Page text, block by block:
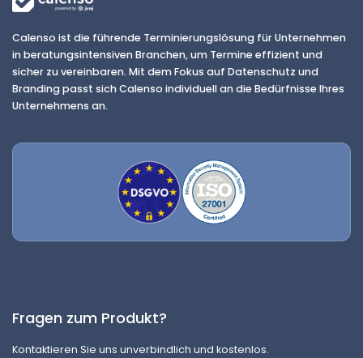
Calenso ist die führende Terminierungslösung für Unternehmen
in beratungsintensiven Branchen, um Termine effizient und
sicher zu vereinbaren. Mit dem Fokus auf Datenschutz und
Branding passt sich Calenso individuell an die Bedürfnisse Ihres
Unternehmens an.
Fragen zum Produkt?
Kontaktieren Sie uns unverbindlich und kostenlos.